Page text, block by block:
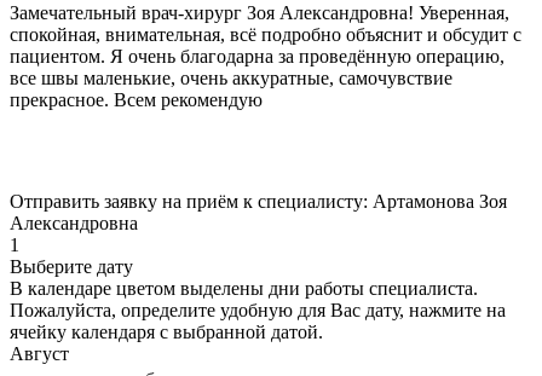
Замечательный врач-хирург Зоя Александровна! Уверенная,
спокойная, внимательная, всё подробно объяснит и обсудит с
пациентом. Я очень благодарна за проведённую операцию,
все швы маленькие, очень аккуратные, самочувствие
прекрасное. Всем рекомендую
Отправить заявку на приём к специалисту: Артамонова Зоя
Александровна
1
Выберите дату
В календаре цветом выделены дни работы специалиста.
Пожалуйста, определите удобную для Вас дату, нажмите на
ячейку календаря с выбранной датой.
Август